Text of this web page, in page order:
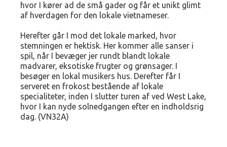
hvor I kører ad de små gader og får et unikt glimt
af hverdagen for den lokale vietnameser.
Herefter går I mod det lokale marked, hvor
stemningen er hektisk. Her kommer alle sanser i
spil, når I bevæger jer rundt blandt lokale
madvarer, eksotiske frugter og grønsager. I
besøger en lokal musikers hus. Derefter får I
serveret en frokost bestående af lokale
specialiteter, inden I slutter turen af ved West Lake,
hvor I kan nyde solnedgangen efter en indholdsrig
dag. (VN32A)